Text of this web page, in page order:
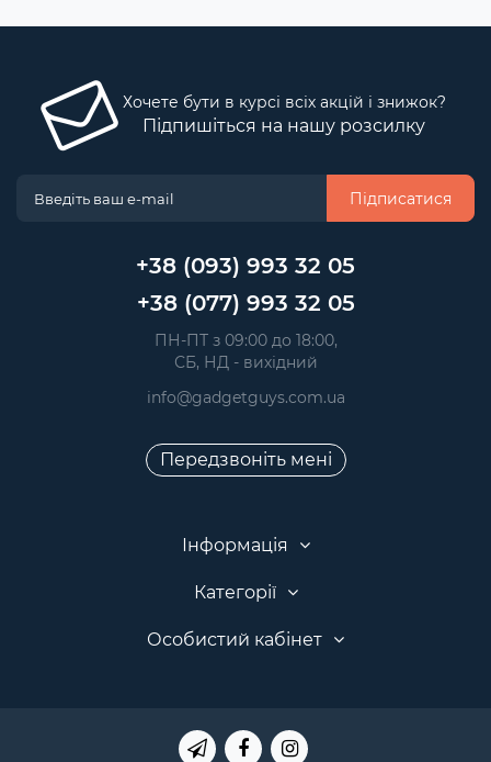
Хочете бути в курсі всіх акцій і знижок?
Підпишіться на нашу розсилку
Підписатися
+38 (093) 993 32 05
+38 (077) 993 32 05
ПН-ПТ з 09:00 до 18:00,
СБ, НД - вихідний
info@gadgetguys.com.ua
Передзвоніть мені
Інформація
Категорії
Особистий кабінет